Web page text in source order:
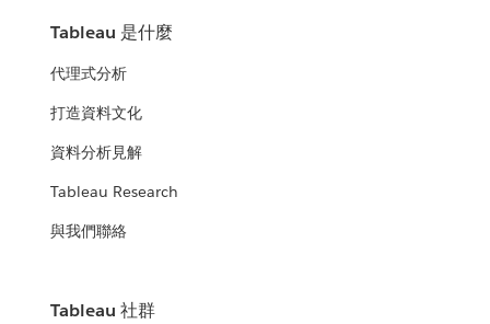
Tableau 是什麼
代理式分析
打造資料文化
資料分析見解
Tableau Research
與我們聯絡
Tableau 社群